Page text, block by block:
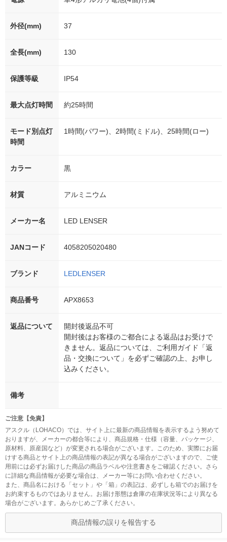
外径(mm) 37
全長(mm) 130
保護等級 IP54
最大点灯時間 約25時間
モード別点灯
時間
1時間(パワー)、2時間(ミドル)、25時間(ロー)
カラー 黒
材質 アルミニウム
メーカー名 LED LENSER
JANコード 4058205020480
ブランド LEDLENSER
商品番号 APX8653
返品について
開封後返品不可
開封後はお客様のご都合による返品はお受けで
きません。返品については、ご利用ガイド「返
品・交換について」を必ずご確認の上、お申し
込みください。
備考
ご注意【免責】
アスクル（LOHACO）では、サイト上に最新の商品情報を表示するよう努めて
おりますが、メーカーの都合等により、商品規格・仕様（容量、パッケージ、
原材料、原産国など）が変更される場合がございます。このため、実際にお届
けする商品とサイト上の商品情報の表記が異なる場合がございますので、ご使
用前には必ずお届けした商品の商品ラベルや注意書きをご確認ください。さら
に詳細な商品情報が必要な場合は、メーカー等にお問い合わせください。
また、商品名における「セット」や「箱」の表記は、必ずしも箱でのお届けを
お約束するものではありません。お届け形態は倉庫の在庫状況等により異なる
場合がございます。あらかじめご了承ください。
商品情報の誤りを報告する